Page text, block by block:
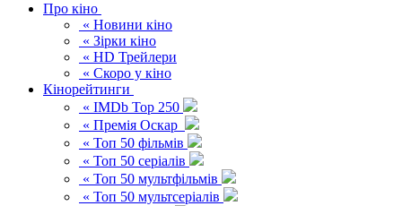
Про кіно
« Новини кіно
« Зірки кіно
« HD Трейлери
« Скоро у кіно
Кінорейтинги
« IMDb Top 250
« Премія Оскар
« Топ 50 фільмів
« Топ 50 серіалів
« Топ 50 мультфільмів
« Топ 50 мультсеріалів